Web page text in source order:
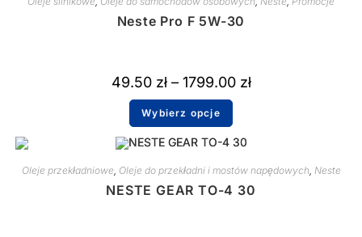
Neste Pro F 5W-30
49.50 zł – 1799.00 zł
Wybierz opcje
Oleje przekładniowe, Oleje do przekładni i mostów napędowych, Neste
NESTE GEAR TO-4 30